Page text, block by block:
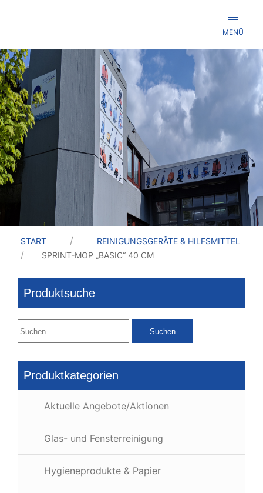
MENÜ
START
REINIGUNGSGERÄTE & HILFSMITTEL
SPRINT-MOP „BASIC“ 40 CM
Produktsuche
Suchen
nach:
Produktkategorien
Aktuelle Angebote/Aktionen
Glas- und Fensterreinigung
Hygieneprodukte & Papier